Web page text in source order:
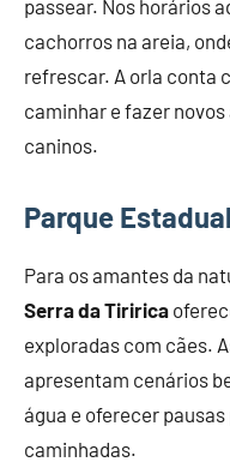
passear. Nos horários
cachorros na areia,
refrescar. A orla conta
caminhar e fazer
caninos.
Parque
Para os amantes da
Serra da Tiririca
exploradas com cães.
apresentam cenários
água e oferecer
caminhadas.